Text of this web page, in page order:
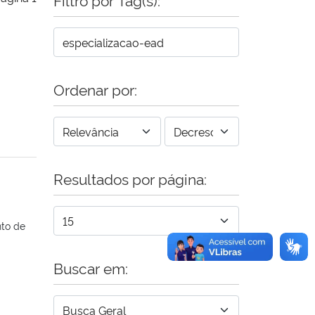
de
Ordenar por:
Resultados por página:
Buscar em: